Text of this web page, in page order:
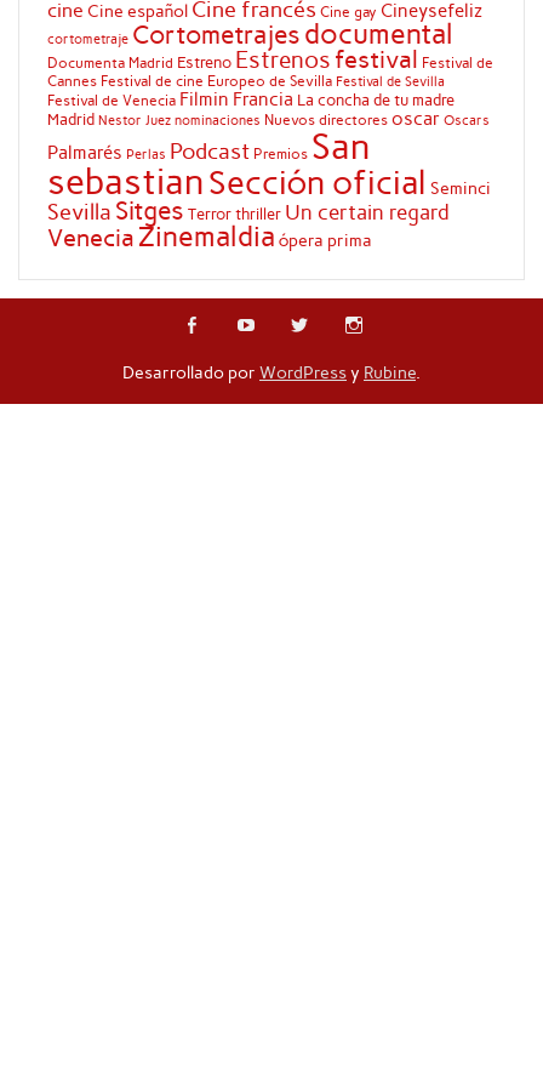
cine Cine español Cine francés Cine gay Cineysefeliz
cortometraje Cortometrajes documental
Documenta Madrid Estreno Estrenos festival Festival de
Cannes Festival de cine Europeo de Sevilla Festival de Sevilla
Festival de Venecia Filmin Francia La concha de tu madre
Madrid Nestor Juez nominaciones Nuevos directores oscar Oscars
Palmarés Perlas Podcast Premios San
sebastianSección oficial Seminci
Sevilla Sitges Terrorthriller Un certain regard
Venecia Zinemaldia ópera prima
Desarrollado por WordPressy Rubine.